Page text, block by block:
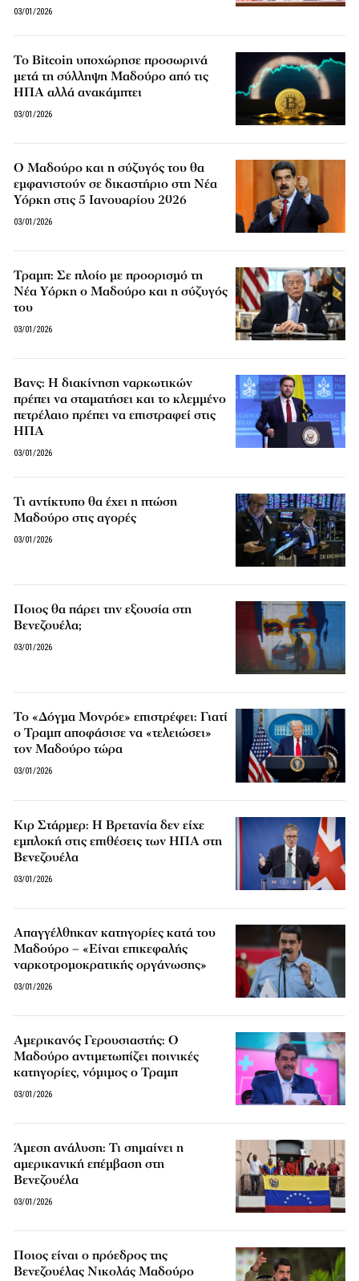
03/01/2026
Το Bitcoin υποχώρησε προσωρινά
μετά τη σύλληψη Μαδούρο από τις
ΗΠΑ αλλά ανακάμπτει
03/01/2026
Ο Μαδούρο και η σύζυγός του θα
εμφανιστούν σε δικαστήριο στη Νέα
Υόρκη στις 5 Ιανουαρίου 2026
03/01/2026
Τραμπ: Σε πλοίο με προορισμό τη
Νέα Υόρκη ο Μαδούρο και η σύζυγός
του
03/01/2026
Βανς: Η διακίνηση ναρκωτικών
πρέπει να σταματήσει και το κλεμμένο
πετρέλαιο πρέπει να επιστραφεί στις
ΗΠΑ
03/01/2026
Τι αντίκτυπο θα έχει η πτώση
Μαδούρο στις αγορές
03/01/2026
Ποιος θα πάρει την εξουσία στη
Βενεζουέλα;
03/01/2026
Το «Δόγμα Μονρόε» επιστρέφει: Γιατί
ο Τραμπ αποφάσισε να «τελειώσει»
τον Μαδούρο τώρα
03/01/2026
Κιρ Στάρμερ: Η Βρετανία δεν είχε
εμπλοκή στις επιθέσεις των ΗΠΑ στη
Βενεζουέλα
03/01/2026
Απαγγέλθηκαν κατηγορίες κατά του
Μαδούρο – «Είναι επικεφαλής
ναρκοτρομοκρατικής οργάνωσης»
03/01/2026
Αμερικανός Γερουσιαστής: Ο
Μαδούρο αντιμετωπίζει ποινικές
κατηγορίες, νόμιμος ο Τραμπ
03/01/2026
Άμεση ανάλυση: Τι σημαίνει η
αμερικανική επέμβαση στη
Βενεζουέλα
03/01/2026
Ποιος είναι ο πρόεδρος της
Βενεζουέλας Νικολάς Μαδούρο